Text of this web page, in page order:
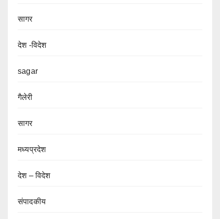
सागर
देश -विदेश
sagar
गैलेरी
सागर
मध्यप्रदेश
देश – विदेश
संपादकीय